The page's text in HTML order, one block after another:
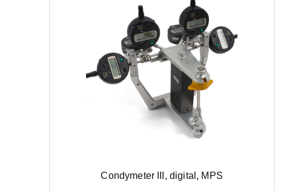
Condymeter III, digital, MPS